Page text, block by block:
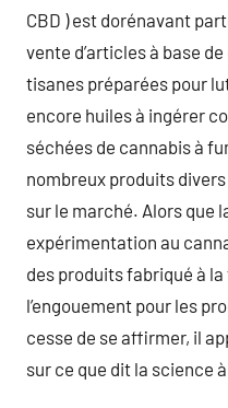
CBD ) est dorénavant
vente d’articles à base
tisanes préparées pour
encore huiles à ingérer
séchées de cannabis à
nombreux produits
sur le marché. Alors que
expérimentation au
des produits fabriqué à la
l’engouement pour les
cesse de se affirmer, il
sur ce que dit la science